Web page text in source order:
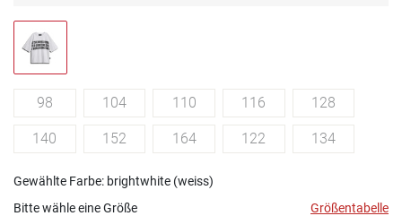
98 104 110 116 128
140 152 164 122 134
Gewählte Farbe: brightwhite (weiss)
Bitte wähle eine Größe
Größentabelle